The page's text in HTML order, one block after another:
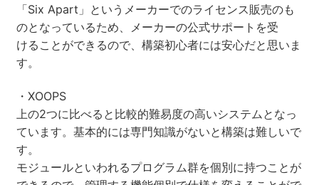
「Six Apart」というメーカーでのライセンス販売のも
のとなっているため、メーカーの公式サポートを受
けることができるので、構築初心者には安心だと思いま
す。
・XOOPS
上の2つに比べると比較的難易度の高いシステムとなっ
ています。基本的には専門知識がないと構築は難しいで
す。
モジュールといわれるプログラム群を個別に持つことが